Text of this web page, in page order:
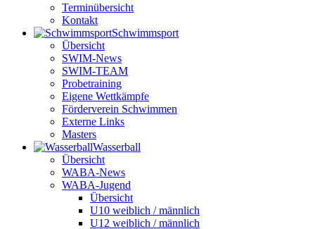
Terminübersicht
Kontakt
Schwimm­sport
Übersicht
SWIM-News
SWIM-TEAM
Probe­training
Eigene Wettkämpfe
Förderverein Schwimmen
Externe Links
Masters
Wasser­ball
Übersicht
WABA-News
WABA-Jugend
Übersicht
U10 weiblich / männlich
U12 weiblich / männlich